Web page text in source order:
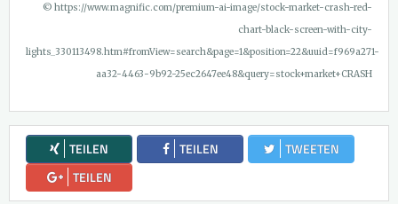
© https://www.magnific.com/premium-ai-image/stock-market-crash-red-
chart-black-screen-with-city-
lights_330113498.htm#fromView=search&page=1&position=22&uuid=f969a271-
aa32-4463-9b92-25ec2647ee48&query=stock+market+CRASH
TEILEN TEILEN
TWEETEN
TEILEN